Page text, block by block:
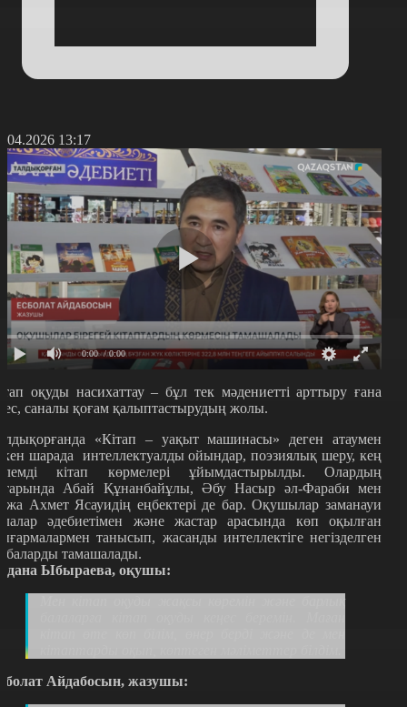
13:17
0:00 / 0:00
оқуды насихаттау – бұл тек мәдениетті арттыру ғана
саналы қоғам қалыптастырудың жолы.
«Кітап –уақыт машинасы» деген атаумен
шарада интеллектуалды ойындар, поэзиялық шеру, кең
кітап көрмелері ұйымдастырылды. Олардың
Абай Құнанбайұлы, Әбу Насыр әл-Фараби мен
Ахмет Ясауидің еңбектері де бар. Оқушылар заманауи
әдебиетімен және жастар арасында көп оқылған
танысып, жасанды интеллектіге негізделген
тамашалады.
Ыбыраева, оқушы:
сболат Айдабосын, жазушы: